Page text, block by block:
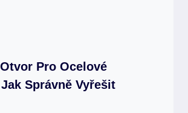
Pro Ocelové
Správně Vyřešit